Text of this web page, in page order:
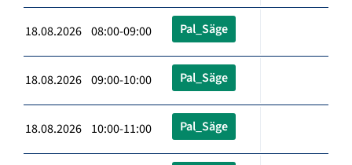
18.08.2026 08:00-09:00 Pal_Säge
18.08.2026 09:00-10:00 Pal_Säge
18.08.2026 10:00-11:00 Pal_Säge